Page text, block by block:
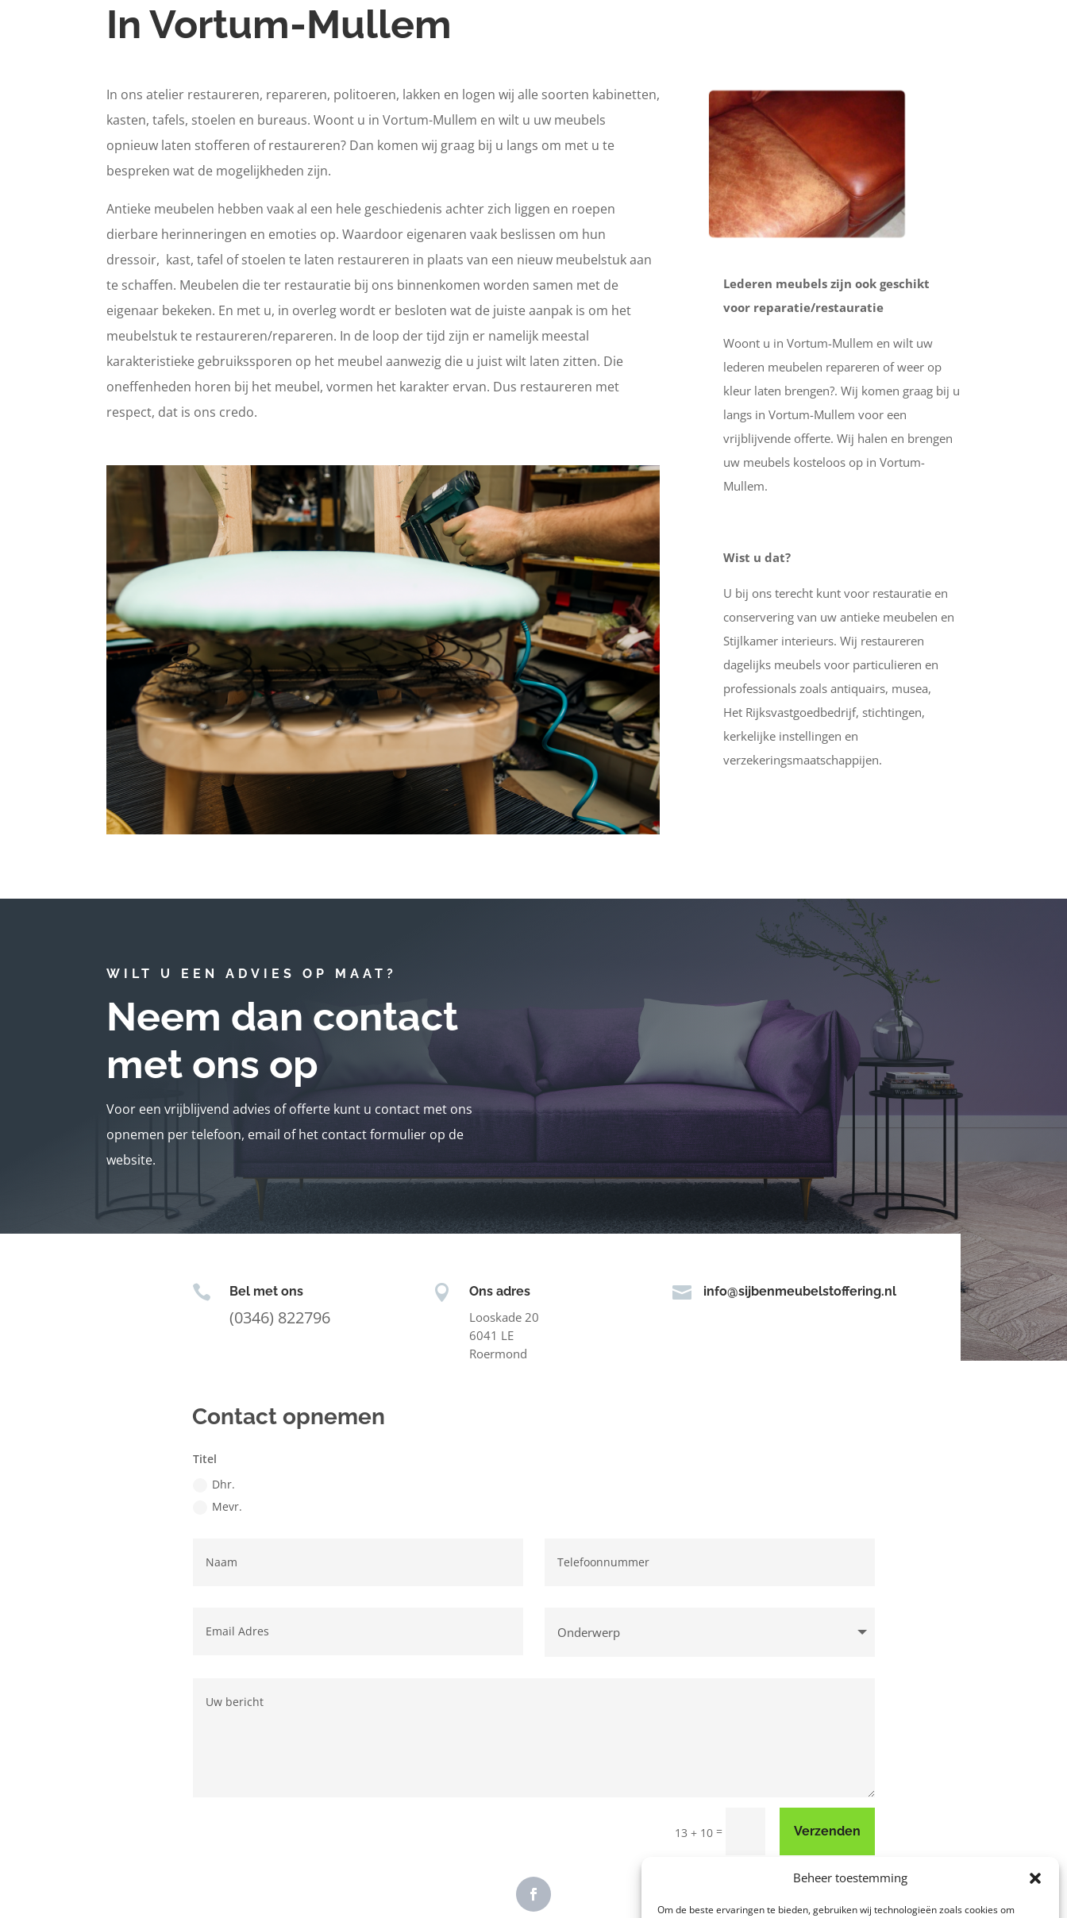
Beheer toestemming
Om de beste ervaringen te bieden, gebruiken wij technologieën zoals cookies om
In Vortum-Mullem
In ons atelier restaureren, repareren, politoeren, lakken en logen wij alle soorten kabinetten,
kasten, tafels, stoelen en bureaus. Woont u in Vortum-Mullem en wilt u uw meubels
opnieuw laten stofferen of restaureren? Dan komen wij graag bij u langs om met u te
bespreken wat de mogelijkheden zijn.
Antieke meubelen hebben vaak al een hele geschiedenis achter zich liggen en roepen
dierbare herinneringen en emoties op. Waardoor eigenaren vaak beslissen om hun
dressoir, kast, tafel of stoelen te laten restaureren in plaats van een nieuw meubelstuk aan
te schaffen. Meubelen die ter restauratie bij ons binnenkomen worden samen met de
eigenaar bekeken. En met u, in overleg wordt er besloten wat de juiste aanpak is om het
meubelstuk te restaureren/repareren. In de loop der tijd zijn er namelijk meestal
karakteristieke gebruikssporen op het meubel aanwezig die u juist wilt laten zitten. Die
oneffenheden horen bij het meubel, vormen het karakter ervan. Dus restaureren met
respect, dat is ons credo.
Lederen meubels zijn ook geschikt
voor reparatie/restauratie
Woont u in Vortum-Mullem en wilt uw
lederen meubelen repareren of weer op
kleur laten brengen?. Wij komen graag bij u
langs in Vortum-Mullem voor een
vrijblijvende offerte. Wij halen en brengen
uw meubels kosteloos op in Vortum-
Mullem.
Wist u dat?
U bij ons terecht kunt voor restauratie en
conservering van uw antieke meubelen en
Stijlkamer interieurs. Wij restaureren
dagelijks meubels voor particulieren en
professionals zoals antiquairs, musea,
Het Rijksvastgoedbedrijf, stichtingen,
kerkelijke instellingen en
verzekeringsmaatschappijen.
WILT U EEN ADVIES OP MAAT?
Neem dan contact
met ons op
Voor een vrijblijvend advies of offerte kunt u contact met ons
opnemen per telefoon, email of het contact formulier op de
website.
 Bel met ons
(0346) 822796
 Ons adres
Looskade 20
6041 LE
Roermond
 info@sijbenmeubelstoffering.nl
Contact opnemen
Titel
Dhr.
Mevr.
13 + 10 = Verzenden